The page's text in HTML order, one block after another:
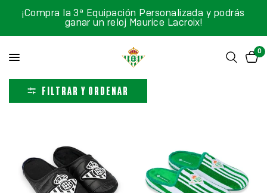
¡Compra la 3ª Equipación Personalizada y podrás
ganar un reloj Maurice Lacroix!
0
FILTRAR Y ORDENAR